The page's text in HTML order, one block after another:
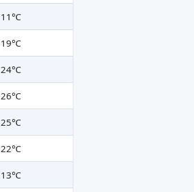
11°C
19°C
24°C
26°C
25°C
22°C
13°C